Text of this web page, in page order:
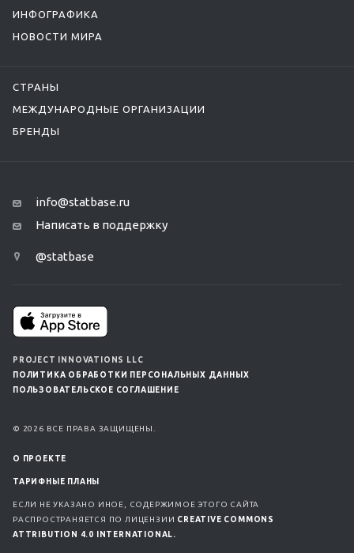
ИНФОГРАФИКА
НОВОСТИ МИРА
СТРАНЫ
МЕЖДУНАРОДНЫЕ ОРГАНИЗАЦИИ
БРЕНДЫ
info@statbase.ru
Написать в поддержку
@statbase
PROJECT INNOVATIONS LLC
ПОЛИТИКА ОБРАБОТКИ ПЕРСОНАЛЬНЫХ ДАННЫХ
ПОЛЬЗОВАТЕЛЬСКОЕ СОГЛАШЕНИЕ
© 2026 ВСЕ ПРАВА ЗАЩИЩЕНЫ.
О ПРОЕКТЕ
ТАРИФНЫЕ ПЛАНЫ
ЕСЛИ НЕ УКАЗАНО ИНОЕ, СОДЕРЖИМОЕ ЭТОГО САЙТА
РАСПРОСТРАНЯЕТСЯ ПО ЛИЦЕНЗИИ CREATIVE COMMONS
ATTRIBUTION 4.0 INTERNATIONAL.